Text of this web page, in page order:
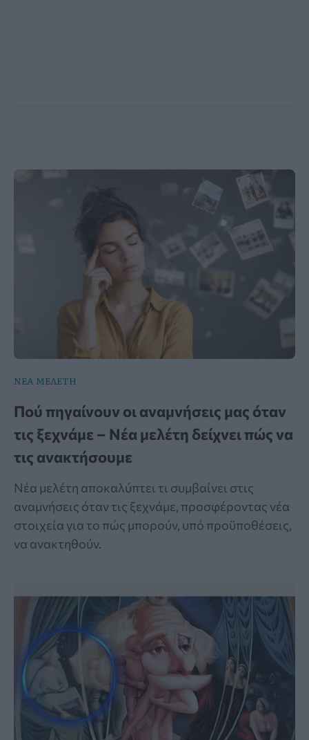
ΝΕΑ ΜΕΛΕΤΗ
Πού πηγαίνουν οι αναμνήσεις μας όταν
τις ξεχνάμε – Νέα μελέτη δείχνει πώς να
τις ανακτήσουμε
Νέα μελέτη αποκαλύπτει τι συμβαίνει στις
αναμνήσεις όταν τις ξεχνάμε, προσφέροντας νέα
στοιχεία για το πώς μπορούν, υπό προϋποθέσεις,
να ανακτηθούν.